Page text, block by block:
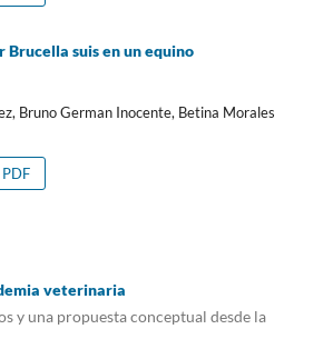
Brucella suis en un equino
Bruno German Inocente, Betina Morales
PDF
veterinaria
y una propuesta conceptual desde la